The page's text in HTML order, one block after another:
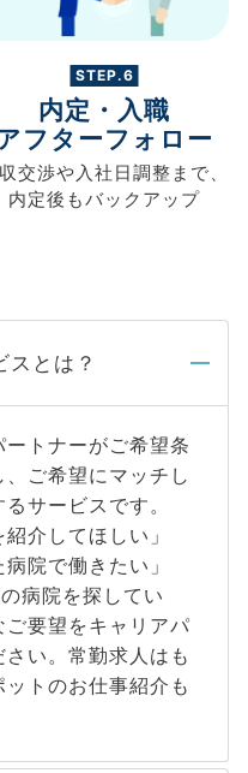
STEP.6
内定・入職
フターフォロー
交渉や入社日調整まで、
内定後もバックアップ
スとは？
トナーがご希望条
ご希望にマッチし
サービスです。
介してほしい」
院で働きたい」
病院を探してい
要望をキャリアパ
い。常勤求人はも
トのお仕事紹介も